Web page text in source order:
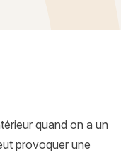
et lesquelles sont
quand on a un
provoquer une